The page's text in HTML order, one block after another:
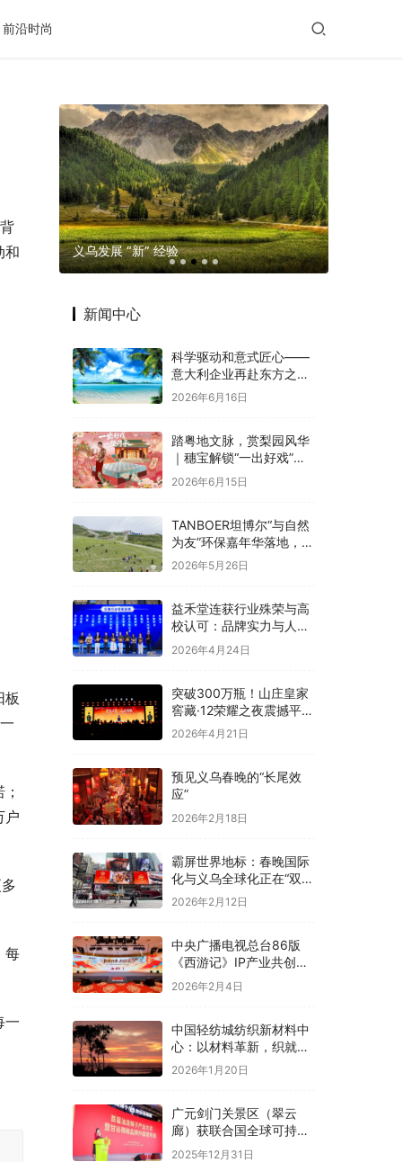
前沿时尚
和
板
户
每
一
摄影
义乌发展 “新” 经验
新闻中心
科学驱动和意式匠心——
意大利企业再赴东方之约
赋能意中大健康产业深度
2026年6月16日
踏粤地文脉，赏梨园风华
｜穗宝解锁“一出好戏”文
化溯源之旅
2026年6月15日
TANBOER坦博尔“与自然
为友”环保嘉年华落地，构
建四季户外可持续实践
2026年5月26日
益禾堂连获行业殊荣与高
校认可：品牌实力与人才
战略双线并进
2026年4月24日
突破300万瓶！山庄皇家
窖藏·12荣耀之夜震撼平
泉，冀酒超级大单品强势
2026年4月21日
预见义乌春晚的“长尾效
应”
2026年2月18日
霸屏世界地标：春晚国际
化与义乌全球化正在“双向
奔赴”！
2026年2月12日
中央广播电视总台86版
《西游记》IP产业共创大
会在京举办
2026年2月4日
中国轻纺城纺织新材料中
心：以材料革新，织就全
球纺织未来新图景
2026年1月20日
广元剑门关景区（翠云
廊）获联合国全球可持续
“地球家园”范例奖
2025年12月31日